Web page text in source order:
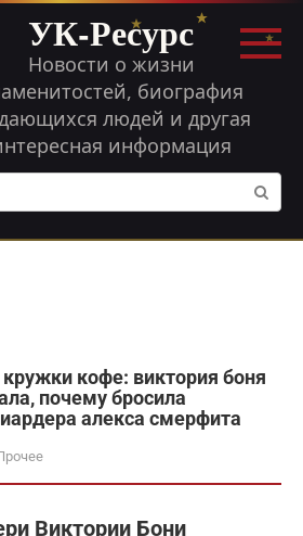
УК-Ресурс
Новости о жизни
биография
людей и другая
информация
кружки кофе: виктория боня
почему бросила
алекса смерфита
Виктории Бони